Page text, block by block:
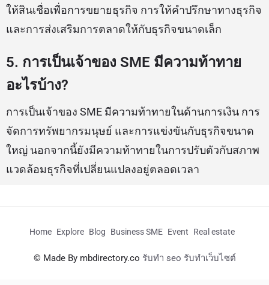
ให้สินเชื่อเพื่อการขยายธุรกิจ การให้คำปรึกษาทางธุรกิจ
และการส่งเสริมการตลาดให้กับธุรกิจขนาดเล็ก
5. การเป็นเจ้าของ SME มีความท้าทาย
อะไรบ้าง?
การเป็นเจ้าของ SME มีความท้าทายในด้านการเงิน การ
จัดการทรัพยากรมนุษย์ และการแข่งขันกับธุรกิจขนาด
ใหญ่ นอกจากนี้ยังมีความท้าทายในการปรับตัวกับสภาพ
แวดล้อมธุรกิจที่เปลี่ยนแปลงอยู่ตลอดเวลา
Home Explore Blog Business SME Event Real estate
© Made By mbdirectory.co รับทำ seo รับทำเว็บไซต์